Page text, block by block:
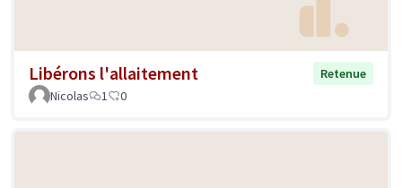
Libérons l'allaitement
Retenue
Nicolas
1 0